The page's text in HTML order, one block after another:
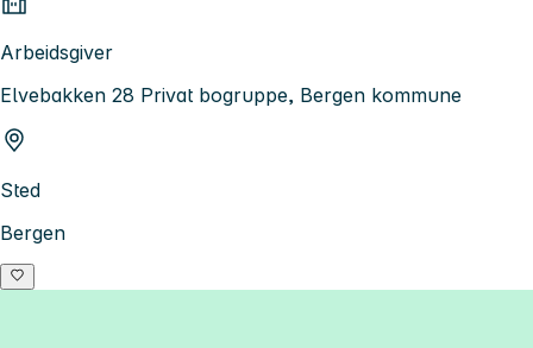
Arbeidsgiver
Elvebakken 28 Privat bogruppe, Bergen kommune
Sted
Bergen